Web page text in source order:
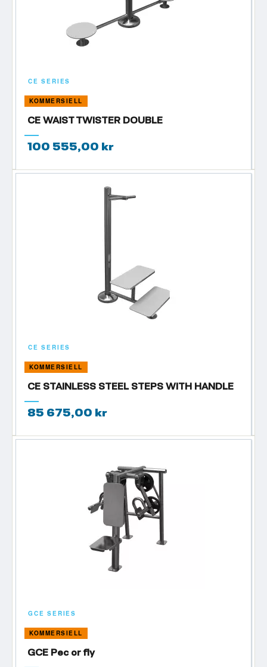
CE SERIES
KOMMERSIELL
CE WAIST TWISTER DOUBLE
100 555,00 kr
CE SERIES
KOMMERSIELL
CE STAINLESS STEEL STEPS WITH HANDLE
85 675,00 kr
GCE SERIES
KOMMERSIELL
GCE Pec or fly